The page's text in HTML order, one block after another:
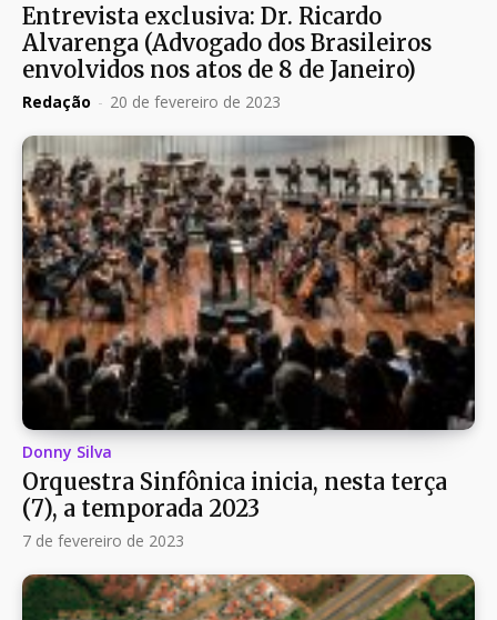
Entrevista exclusiva: Dr. Ricardo
Alvarenga (Advogado dos Brasileiros
envolvidos nos atos de 8 de Janeiro)
Redação - 20 de fevereiro de 2023
Donny Silva
Orquestra Sinfônica inicia, nesta terça
(7), a temporada 2023
7 de fevereiro de 2023